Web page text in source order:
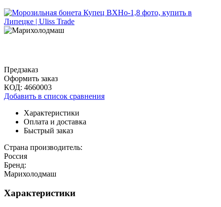
Предзаказ
Оформить заказ
КОД: 4660003
Добавить в список сравнения
Характеристики
Оплата и доставка
Быстрый заказ
Страна производитель:
Россия
Бренд:
Марихолодмаш
Характеристики